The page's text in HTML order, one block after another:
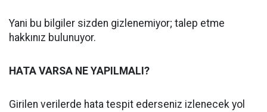
Yani bu bilgiler sizden gizlenemiyor; talep etme
hakkınız bulunuyor.
HATA VARSA NE YAPILMALI?
Girilen verilerde hata tespit ederseniz izlenecek yol